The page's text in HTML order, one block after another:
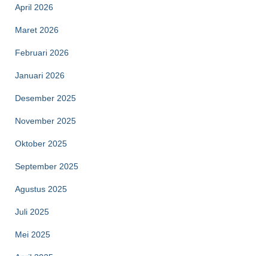
April 2026
Maret 2026
Februari 2026
Januari 2026
Desember 2025
November 2025
Oktober 2025
September 2025
Agustus 2025
Juli 2025
Mei 2025